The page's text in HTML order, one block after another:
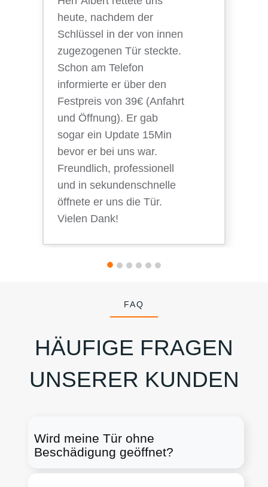
heute, nachdem der
Schlüssel in der von innen
zugezogenen Tür steckte.
Schon am Telefon
informierte er über den
Festpreis von 39€ (Anfahrt
und Öffnung). Er gab
sogar ein Update 15Min
bevor er bei uns war.
Freundlich, professionell
und in sekundenschnelle
öffnete er uns die Tür.
Vielen Dank!
FAQ
HÄUFIGE FRAGEN
UNSERER KUNDEN
Wird meine Tür ohne
Beschädigung geöffnet?